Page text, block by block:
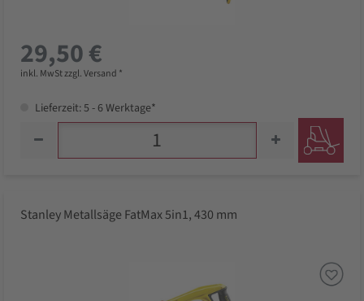
29,50 €
inkl. MwSt zzgl. Versand *
Lieferzeit: 5 - 6 Werktage*
Stanley Metallsäge FatMax 5in1, 430 mm